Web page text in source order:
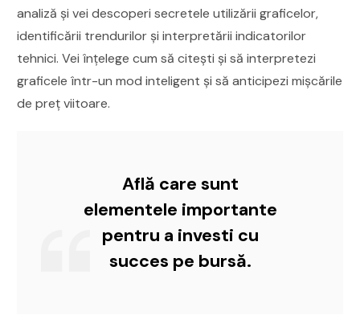
analiză și vei descoperi secretele utilizării graficelor,
identificării trendurilor și interpretării indicatorilor
tehnici. Vei înțelege cum să citești și să interpretezi
graficele într-un mod inteligent și să anticipezi mișcările
de preț viitoare.
Află care sunt
elementele importante
pentru a investi cu
succes pe bursă.